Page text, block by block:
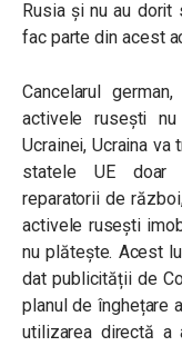
Rusia și nu au dorit
fac parte din acest
Cancelarul
activele rusești
Ucrainei, Ucraina
statele UE doar
reparatorii de
activele rusești
nu plătește. Acest
dat publicității de
planul de înghețare
utilizarea directă a